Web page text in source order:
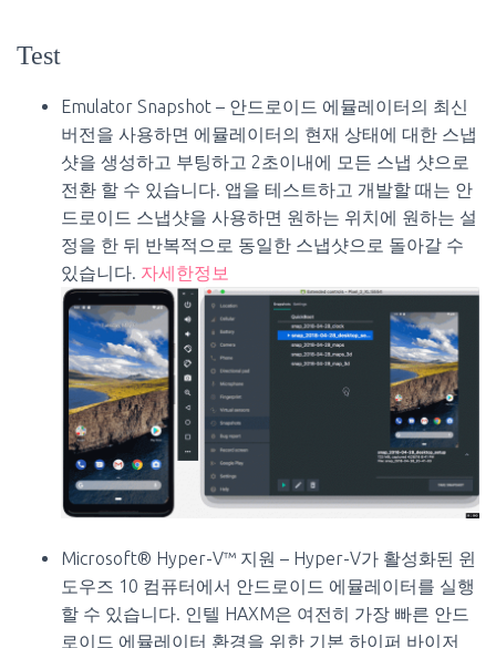
Test
Emulator Snapshot – 안드로이드 에뮬레이터의 최신
버전을 사용하면 에뮬레이터의 현재 상태에 대한 스냅
샷을 생성하고 부팅하고 2초이내에 모든 스냅 샷으로
전환 할 수 있습니다. 앱을 테스트하고 개발할 때는 안
드로이드 스냅샷을 사용하면 원하는 위치에 원하는 설
정을 한 뒤 반복적으로 동일한 스냅샷으로 돌아갈 수
있습니다. 자세한정보
Microsoft® Hyper-V™ 지원 – Hyper-V가 활성화된 윈
도우즈 10 컴퓨터에서 안드로이드 에뮬레이터를 실행
할 수 있습니다. 인텔 HAXM은 여전히 가장 빠른 안드
로이드 에뮬레이터 환경을 위한 기본 하이퍼 바이저